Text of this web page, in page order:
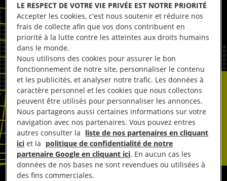
LE RESPECT DE VOTRE VIE PRIVÉE EST NOTRE PRIORITÉ
Accepter les cookies, c'est nous soutenir et réduire nos
frais de collecte afin que vos dons contribuent en
priorité à la lutte contre les atteintes aux droits humains
dans le monde.
Nous utilisons des cookies pour assurer le bon
fonctionnement de notre site, personnaliser le contenu
et les publicités, et analyser notre trafic. Les données à
caractère personnel et les cookies que nous collectons
peuvent être utilisés pour personnaliser les annonces.
Nous partageons aussi certaines informations sur votre
navigation avec nos partenaires. Vous pouvez entres
autres consulter la liste de nos partenaires en cliquant
ici et la politique de confidentialité de notre
partenaire Google en cliquant ici. En aucun cas les
données de nos bases ne sont revendues ou utilisées à
des fins commerciales.